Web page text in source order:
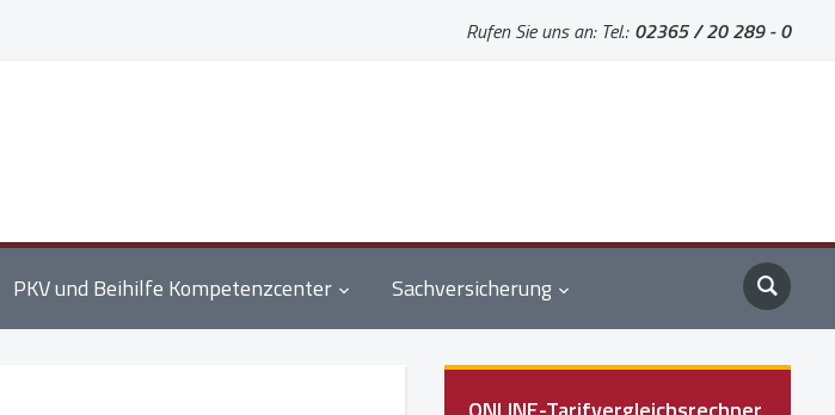
Rufen Sie uns an: Tel.: 02365 / 20 289 - 0
PKV und Beihilfe Kompetenzcenter Sachversicherung